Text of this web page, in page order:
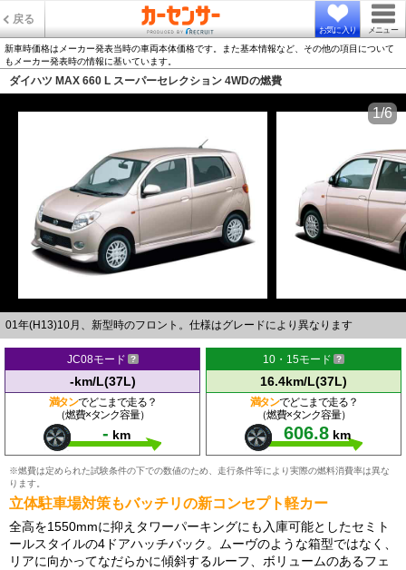
戻る
お気に入り メニュー
新車時価格はメーカー発表当時の車両本体価格です。また基本情報など、その他の項目について
もメーカー発表時の情報に基いています。
ダイハツ MAX 660 L スーパーセレクション 4WDの燃費
01年(H13)10月、新型時のフロント。仕様はグレードにより異なります
1/6
JC08モード
-km/L(37L)
満タンでどこまで走る？
（燃費×タンク容量）
- km
10・15モード
16.4km/L(37L)
満タンでどこまで走る？
（燃費×タンク容量）
606.8 km
※燃費は定められた試験条件の下での数値のため、走行条件等により実際の燃料消費率は異な
ります。
立体駐車場対策もバッチリの新コンセプト軽カー
全高を1550mmに抑えタワーパーキングにも入庫可能としたセミト
ールスタイルの4ドアハッチバック。ムーヴのような箱型ではなく、
リアに向かってなだらかに傾斜するルーフ、ボリュームのあるフェ